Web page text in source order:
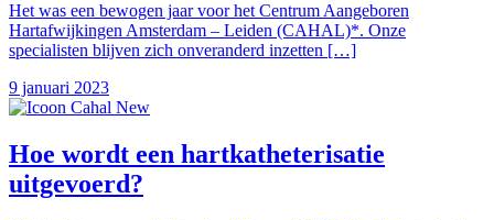
Het was een bewogen jaar voor het Centrum Aangeboren
Hartafwijkingen Amsterdam – Leiden (CAHAL)*. Onze
specialisten blijven zich onveranderd inzetten […]
9 januari 2023
Hoe wordt een hartkatheterisatie
uitgevoerd?